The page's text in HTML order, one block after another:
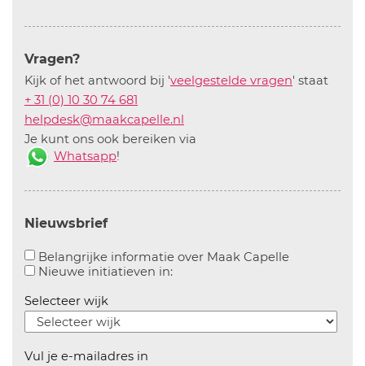
Vragen?
Kijk of het antwoord bij 'veelgestelde vragen' staat
+ 31 (0) 10 30 74 681
helpdesk@maakcapelle.nl
Je kunt ons ook bereiken via
Whatsapp!
Nieuwsbrief
Belangrijke informatie over Maak CapelleAanvinken
Nieuwe initiatieven in:Aanvinken om informatie over
Selecteer wijk
Vul je e-mailadres in